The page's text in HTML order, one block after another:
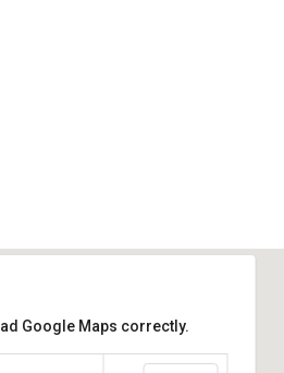
Google Maps correctly.